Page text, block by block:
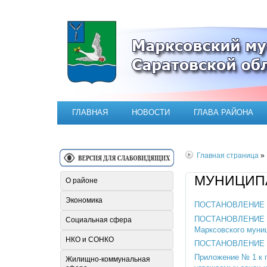
Официальный сайт
ГЛАВНАЯ НОВОСТИ ГЛАВА РАЙОНА
Главная страница »
ПОСТАНОВЛЕНИЕ №
ПОСТАНОВЛЕНИЕ №
Марксовского
ПОСТАНОВЛЕНИЕ №
Приложение № 1 к
О районе
Экономика
Социальная сфера
НКО и СОНКО
Жилищно-коммунальная